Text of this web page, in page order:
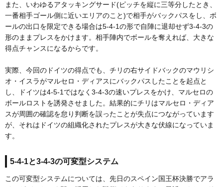
また、いわゆるアタッキングサード(ピッチを縦に三等分したとき、
一番相手ゴール側に近いエリアのこと)で相手がバックパスをし、ボ
ールの出口を限定できる場合は5-4-1の形で自陣に退却せず3-4-3の
形のままプレスをかけます。相手陣内でボールを奪えれば、大きな
得点チャンスになるからです。
実際、今回のドイツの得点でも、チリの右サイドバックのマウリシ
オ・イスラがマルセロ・ディアスにバックパスしたことを起点と
し、ドイツは4-5-1ではなく3-4-3の速いプレスをかけ、マルセロの
ボールロストを誘発させました。結果的にチリはマルセロ・ディア
スが周囲の確認を怠り判断を誤ったことが失点につながっています
が、それはドイツの組織化されたプレスが大きな伏線になっていま
す。
5-4-1と3-4-3の可変型システム
この可変型システムについては、先日のスペイン国王杯決勝でアラ